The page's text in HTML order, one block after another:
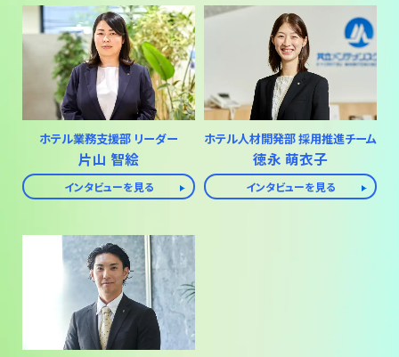
ホテル業務支援部 リーダー
片山 智絵
インタビューを見る
ホテル人材開発部 採用推進チーム
徳永 萌衣子
インタビューを見る